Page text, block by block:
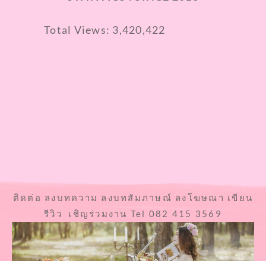
Total Views: 3,420,422
ติดต่อ ลงบทความ ลงบทสัมภาษณ์ ลงโฆษณา เขียน
รีวิว เชิญร่วมงาน Tel 082 415 3569